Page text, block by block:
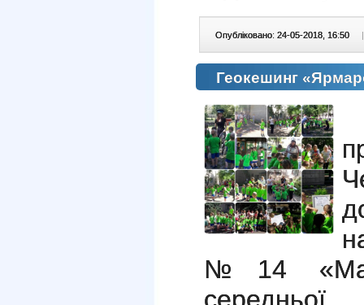
Опубліковано: 24-05-2018, 16:50 |
Геокешинг
№14